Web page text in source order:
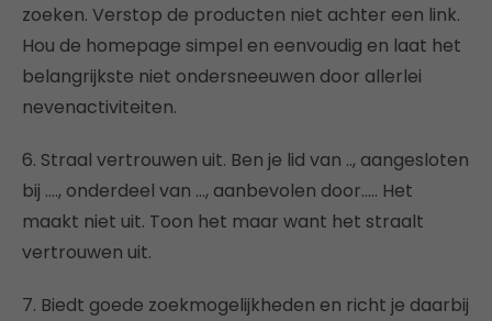
zoeken. Verstop de producten niet achter een link.
Hou de homepage simpel en eenvoudig en laat het
belangrijkste niet ondersneeuwen door allerlei
nevenactiviteiten.
6. Straal vertrouwen uit. Ben je lid van .., aangesloten
bij …., onderdeel van …, aanbevolen door….. Het
maakt niet uit. Toon het maar want het straalt
vertrouwen uit.
7. Biedt goede zoekmogelijkheden en richt je daarbij